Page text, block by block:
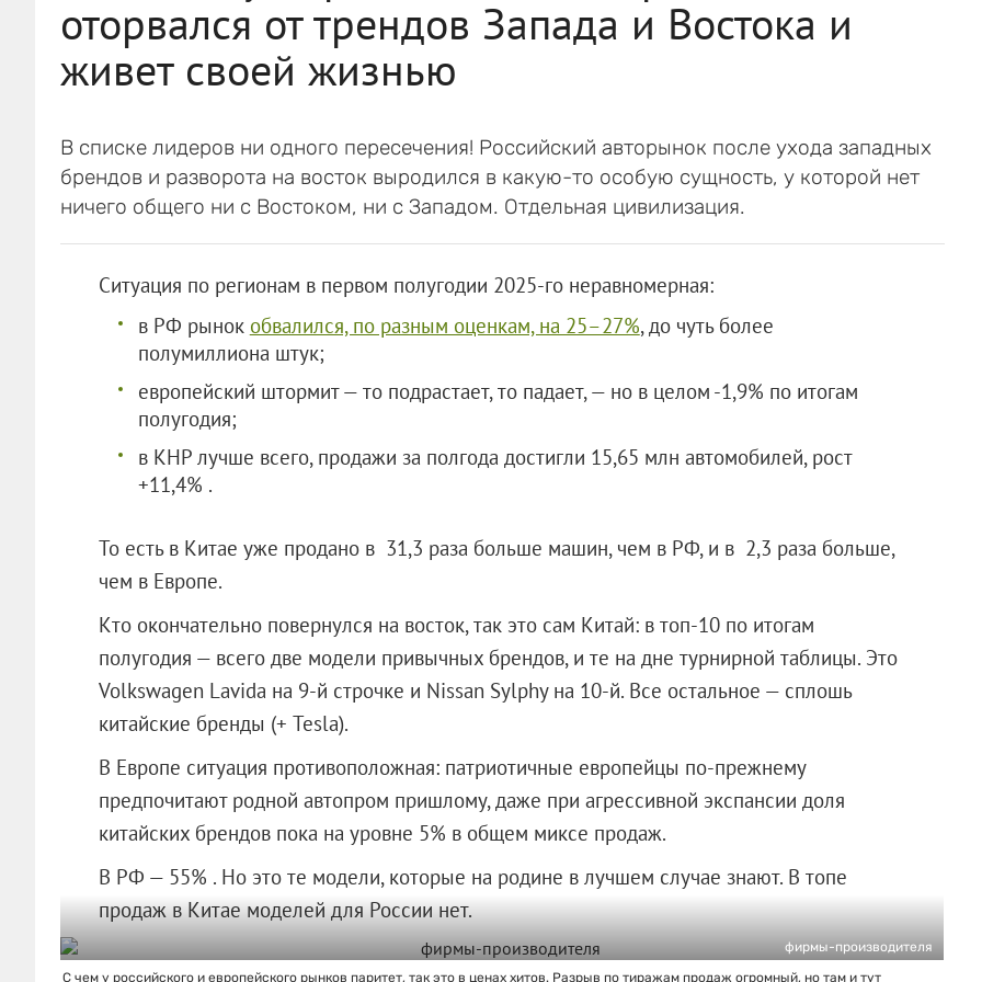
оторвался от трендов Запада и Востока и
живет своей жизнью
В списке лидеров ни одного пересечения! Российский авторынок после ухода западных
брендов и разворота на восток выродился в какую-то особую сущность, у которой нет
ничего общего ни с Востоком, ни с Западом. Отдельная цивилизация.
Ситуация по регионам в первом полугодии 2025-го неравномерная:
в РФ рынок обвалился, по разным оценкам, на 25–27%, до чуть более
полумиллиона штук;
европейский штормит — то подрастает, то падает, — но в целом -1,9% по итогам
полугодия;
в КНР лучше всего, продажи за полгода достигли 15,65 млн автомобилей, рост
+11,4% .
То есть в Китае уже продано в 31,3 раза больше машин, чем в РФ, и в 2,3 раза больше,
чем в Европе.
Кто окончательно повернулся на восток, так это сам Китай: в топ-10 по итогам
полугодия — всего две модели привычных брендов, и те на дне турнирной таблицы. Это
Volkswagen Lavida на 9-й строчке и Nissan Sylphy на 10-й. Все остальное — сплошь
китайские бренды (+ Tesla).
В Европе ситуация противоположная: патриотичные европейцы по-прежнему
предпочитают родной автопром пришлому, даже при агрессивной экспансии доля
китайских брендов пока на уровне 5% в общем миксе продаж.
В РФ — 55% . Но это те модели, которые на родине в лучшем случае знают. В топе
продаж в Китае моделей для России нет.
фирмы-производителя
С чем у российского и европейского рынков паритет, так это в ценах хитов. Разрыв по тиражам продаж огромный, но там и тут